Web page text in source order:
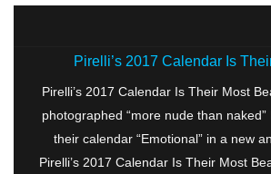
Pirelli’s 2017 Calendar Is
Pirelli’s 2017 Calendar Is Their Most
photographed “more nude than
their calendar “Emotional” in a
Pirelli’s 2017 Calendar Is Their Most